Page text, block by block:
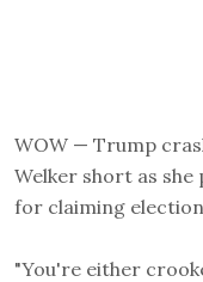
WOW — Trump
Welker short as she
for claiming
"You're either